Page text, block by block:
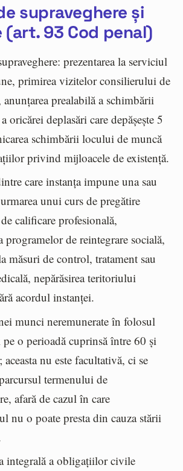
supraveghere și
93 Cod penal)
prezentarea la serviciul
primirea vizitelor consilierului de
prealabilă a schimbării
oricărei deplasări care depășește 5
schimbării locului de muncă
privind mijloacele de existență.
care instanța impune una sau
unui curs de pregătire
calificare profesională,
programelor de reintegrare socială,
măsuri de control, tratament sau
nepărăsirea teritoriului
acordul instanței.
munci neremunerate în folosul
o perioadă cuprinsă între 60 și
nu este facultativă, ci se
termenului de
afară de cazul în care
nu o poate presta din cauza stării
integrală a obligațiilor civile